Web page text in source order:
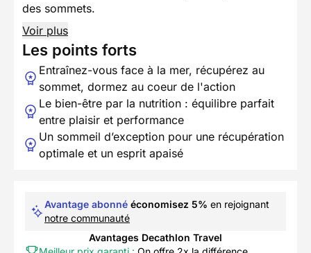
des sommets.
Voir plus
Les points forts
Entraînez-vous face à la mer, récupérez au
sommet, dormez au coeur de l'action
Le bien-être par la nutrition : équilibre parfait
entre plaisir et performance
Un sommeil d’exception pour une récupération
optimale et un esprit apaisé
Avantage abonné économisez 5% en rejoignant
notre communauté
Avantages Decathlon Travel